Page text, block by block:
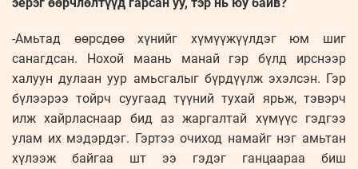
-Амьтад өөрсдөө хүнийг хүмүүжүүлдэг юм шиг
санагдсан. Нохой маань манай гэр бүлд ирснээр
халуун дулаан уур амьсгалыг бүрдүүлж эхэлсэн. Гэр
бүлээрээ тойрч суугаад түүний тухай ярьж, тэвэрч
илж хайрласнаар бид аз жаргалтай хүмүүс гэдгээ
улам их мэдэрдэг. Гэртээ очиход намайг нэг амьтан
хүлээж байгаа шт ээ гэдэг ганцаараа биш